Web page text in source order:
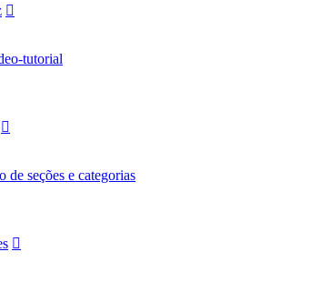
tutorial
seções e categorias